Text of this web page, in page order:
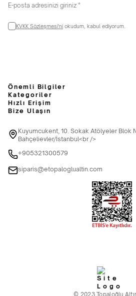
KVKK Sözleşmesi'ni okudum, kabul ediyorum.
Önemli Bilgiler
Kategoriler
Hızlı Erişim
Bize Ulaşın
Kuyumcukent, 10. Sokak Atölyeler Blok
Bahçelievler/İstanbul<br />
+905321300579
siparis@etopaloglualtin.com
© 2023 Topaloğlu